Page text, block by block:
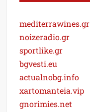
mediterrawines.gr
noizeradio.gr
sportlike.gr
bgvesti.eu
actualnobg.info
xartomanteia.vip
gnorimies.net